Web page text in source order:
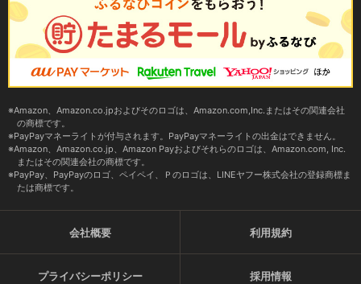
Amazon、Amazon.co.jpおよびそのロゴは、Amazon.com,Inc.またはその関連会社
の商標です。
PayPayマネーライトが付与されます。PayPayマネーライトの出金はできません。
Amazon、Amazon.co.jp、Amazon Payおよびそれらのロゴは、Amazon.com, Inc.
またはその関連会社の商標です。
PayPay、PayPayのロゴ、ペイペイ、Ｐのロゴは、LINEヤフー株式会社の登録商標ま
たは商標です。
会社概要 利用規約
プライバシーポリシー 採用情報